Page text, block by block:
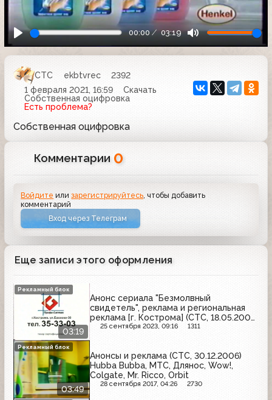
00:00 03:19
СТС ekbtvrec
2392
1 февраля 2021, 16:59
Скачать
Собственная оцифровка
Есть проблема?
Собственная оцифровка
Комментарии 0
Войдите илизарегистрируйтесь, чтобы добавить
комментарий
Вход через Телеграм
Еще записи этого оформления
03:19
Анонс сериала "Безмолвный
свидетель", реклама и региональная
реклама [г. Кострома] (СТС, 18.05.2007)
Парус, Профи-Системз, Доска
25 сентября 2023, 09:16 1311
Рекламный блок
03:49
Анонсы и реклама (СТС, 30.12.2006)
Hubba Bubba, МТС, Длянос, Wow!,
Colgate, Mr. Ricco, Orbit
28 сентября 2017, 04:26 2730
Рекламный блок